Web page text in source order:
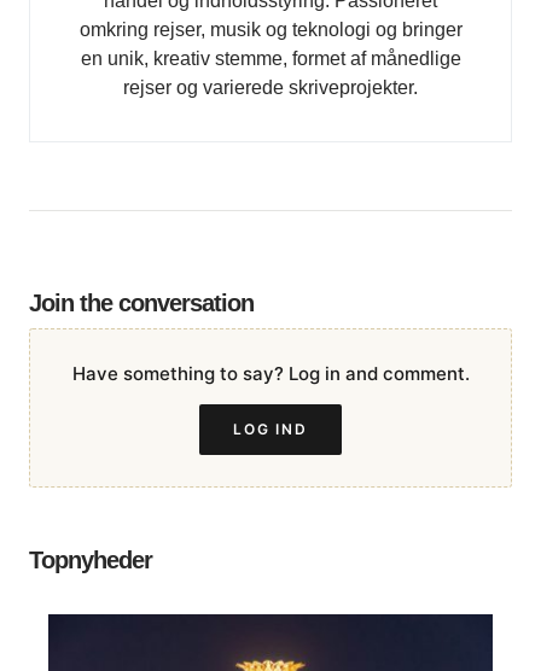
omkring rejser, musik og teknologi og bringer
en unik, kreativ stemme, formet af månedlige
rejser og varierede skriveprojekter.
Join the conversation
Have something to say? Log in and comment.
LOG IND
Topnyheder